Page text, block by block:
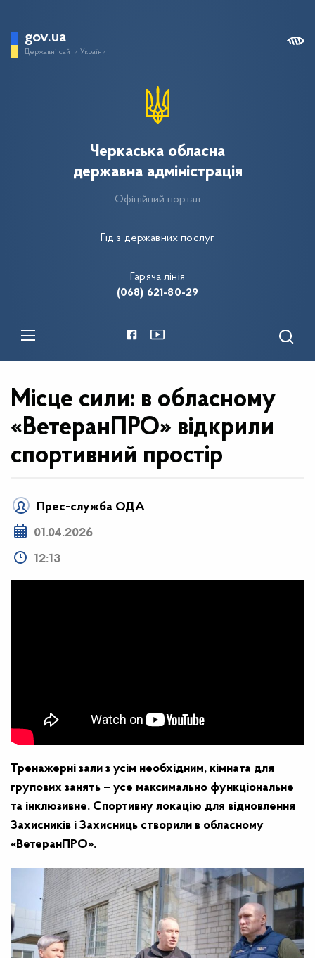
gov.ua
Державні сайти України
Гід з державних послуг
Черкаська обласна
державна адміністрація
Офіційний портал
Гаряча лінія
(068) 621-80-29
Місце сили: в обласному
«ВетеранПРО» відкрили
спортивний простір
Прес-служба ОДА
01.04.2026
12:13
Тренажерні зали з усім необхідним, кімната для
групових занять – усе максимально функціональне
та інклюзивне. Спортивну локацію для відновлення
Захисників і Захисниць створили в обласному
«ВетеранПРО».